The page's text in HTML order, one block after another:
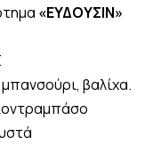
«ΕΥΔΟΥΣΙΝ»
βαλίχα.